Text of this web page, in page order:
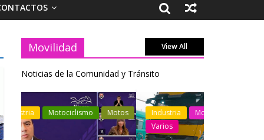
Movilidad View All
Noticias de la Comunidad y Tránsito
Industria Movilidad
Transporte